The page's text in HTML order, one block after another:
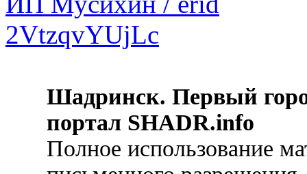
Шадринск. Первый
портал SHADR.info
Полное использование